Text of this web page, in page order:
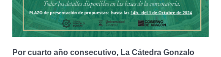
Por cuarto año consecutivo, La Cátedra Gonzalo